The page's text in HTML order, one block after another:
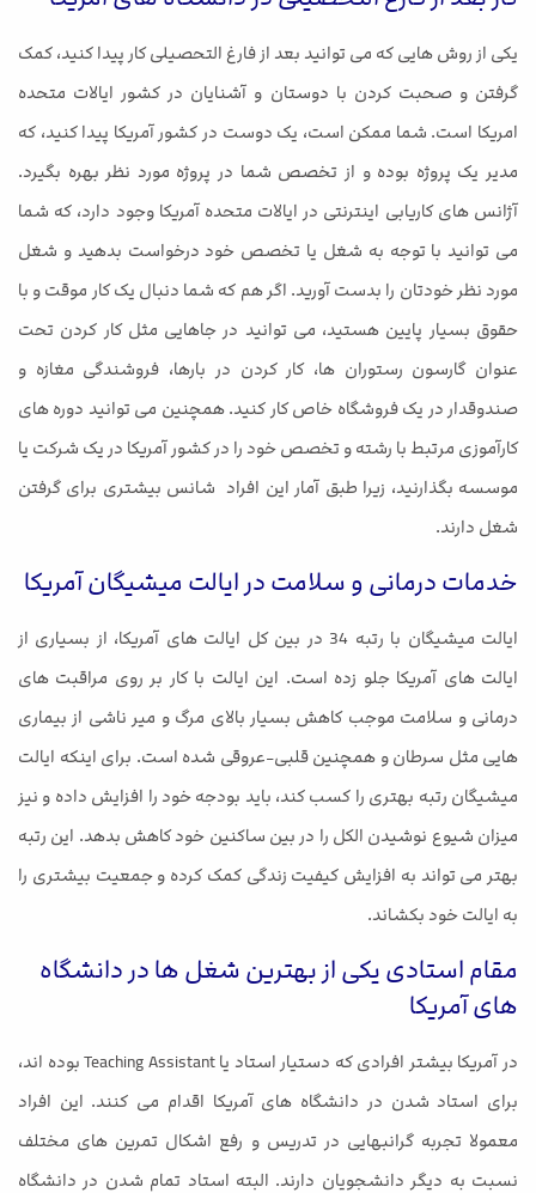
یکی از روش هایی که می توانید بعد از فارغ التحصیلی کار پیدا کنید، کمک
گرفتن و صحبت کردن با دوستان و آشنایان در کشور ایالات متحده
امریکا است. شما ممکن است، یک دوست در کشور آمریکا پیدا کنید، که
مدیر یک پروژه بوده و از تخصص شما در پروژه مورد نظر بهره بگیرد.
آژانس های کاریابی اینترنتی در ایالات متحده آمریکا وجود دارد، که شما
می توانید با توجه به شغل یا تخصص خود درخواست بدهید و شغل
مورد نظر خودتان را بدست آورید. اگر هم که شما دنبال یک کار موقت و با
حقوق بسیار پایین هستید، می توانید در جاهایی مثل کار کردن تحت
عنوان گارسون رستوران ها، کار کردن در بارها، فروشندگی مغازه و
صندوقدار در یک فروشگاه خاص کار کنید. همچنین می توانید دوره های
کارآموزی مرتبط با رشته و تخصص خود را در کشور آمریکا در یک شرکت یا
موسسه بگذارنید، زیرا طبق آمار این افراد شانس بیشتری برای گرفتن
شغل دارند.
خدمات درمانی و سلامت در ایالت میشیگان آمریکا
ایالت میشیگان با رتبه 34 در بین کل ایالت های آمریکا، از بسیاری از
ایالت های آمریکا جلو زده است. این ایالت با کار بر روی مراقبت های
درمانی و سلامت موجب کاهش بسیار بالای مرگ و میر ناشی از بیماری
هایی مثل سرطان و همچنین قلبی-عروقی شده است. برای اینکه ایالت
میشیگان رتبه بهتری را کسب کند، باید بودجه خود را افزایش داده و نیز
میزان شیوع نوشیدن الکل را در بین ساکنین خود کاهش بدهد. این رتبه
بهتر می تواند به افزایش کیفیت زندگی کمک کرده و جمعیت بیشتری را
به ایالت خود بکشاند.
مقام استادی یکی از بهترین شغل ها در دانشگاه
های آمریکا
در آمریکا بیشتر افرادی که دستیار استاد یا Teaching Assistant بوده اند،
برای استاد شدن در دانشگاه های آمریکا اقدام می کنند. این افراد
معمولا تجربه گرانبهایی در تدریس و رفع اشکال تمرین های مختلف
نسبت به دیگر دانشجویان دارند. البته استاد تمام شدن در دانشگاه